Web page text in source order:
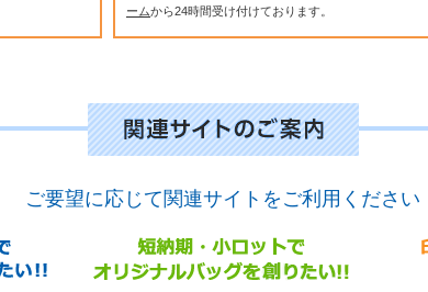
ームから24時間受け付けております。
ご要望に応じて関連サイトをご利用ください